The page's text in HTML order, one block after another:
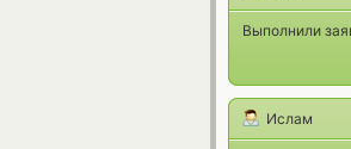
Выполнили
Ислам